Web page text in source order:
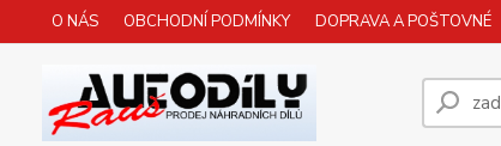
O NÁS OBCHODNÍ PODMÍNKY DOPRAVA A POŠTOVNÉ